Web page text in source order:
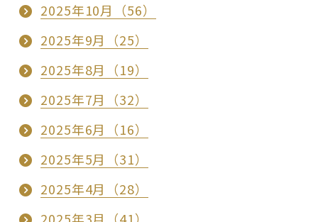
2025年10月（56）
2025年9月（25）
2025年8月（19）
2025年7月（32）
2025年6月（16）
2025年5月（31）
2025年4月（28）